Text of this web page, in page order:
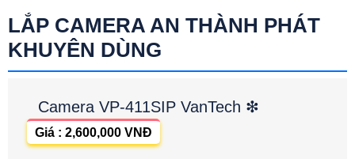
LẮP CAMERA AN THÀNH PHÁT
KHUYÊN DÙNG
Camera VP-411SIP VanTech ❇
Giá : 2,600,000 VNĐ